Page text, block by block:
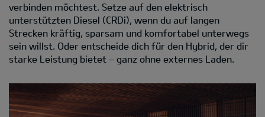
verbinden möchtest. Setze auf den elektrisch
unterstützten Diesel (CRDi), wenn du auf langen
Strecken kräftig, sparsam und komfortabel unterwegs
sein willst. Oder entscheide dich für den Hybrid, der dir
starke Leistung bietet – ganz ohne externes Laden.